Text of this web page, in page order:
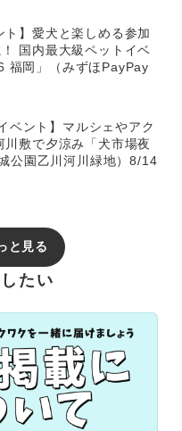
ト】愛犬と楽しめる参加
国内最大級ペットイベ
福岡」（みずほPayPay
ベント】マルシェやアク
川敷で夕涼み「犬市場夜
公園乙川河川緑地）8/14
と見る
たい